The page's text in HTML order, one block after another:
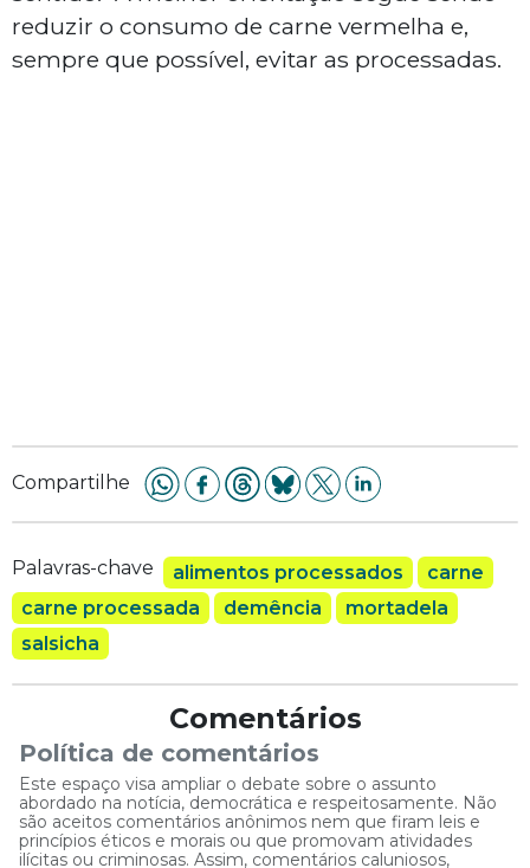
reduzir o consumo de carne vermelha e,
sempre que possível, evitar as processadas.
Compartilhe
Palavras-chave alimentos processados
carne
carne processada
demência
mortadela
salsicha
Comentários
Política de comentários
Este espaço visa ampliar o debate sobre o assunto
abordado na notícia, democrática e respeitosamente. Não
são aceitos comentários anônimos nem que firam leis e
princípios éticos e morais ou que promovam atividades
ilícitas ou criminosas. Assim, comentários caluniosos,